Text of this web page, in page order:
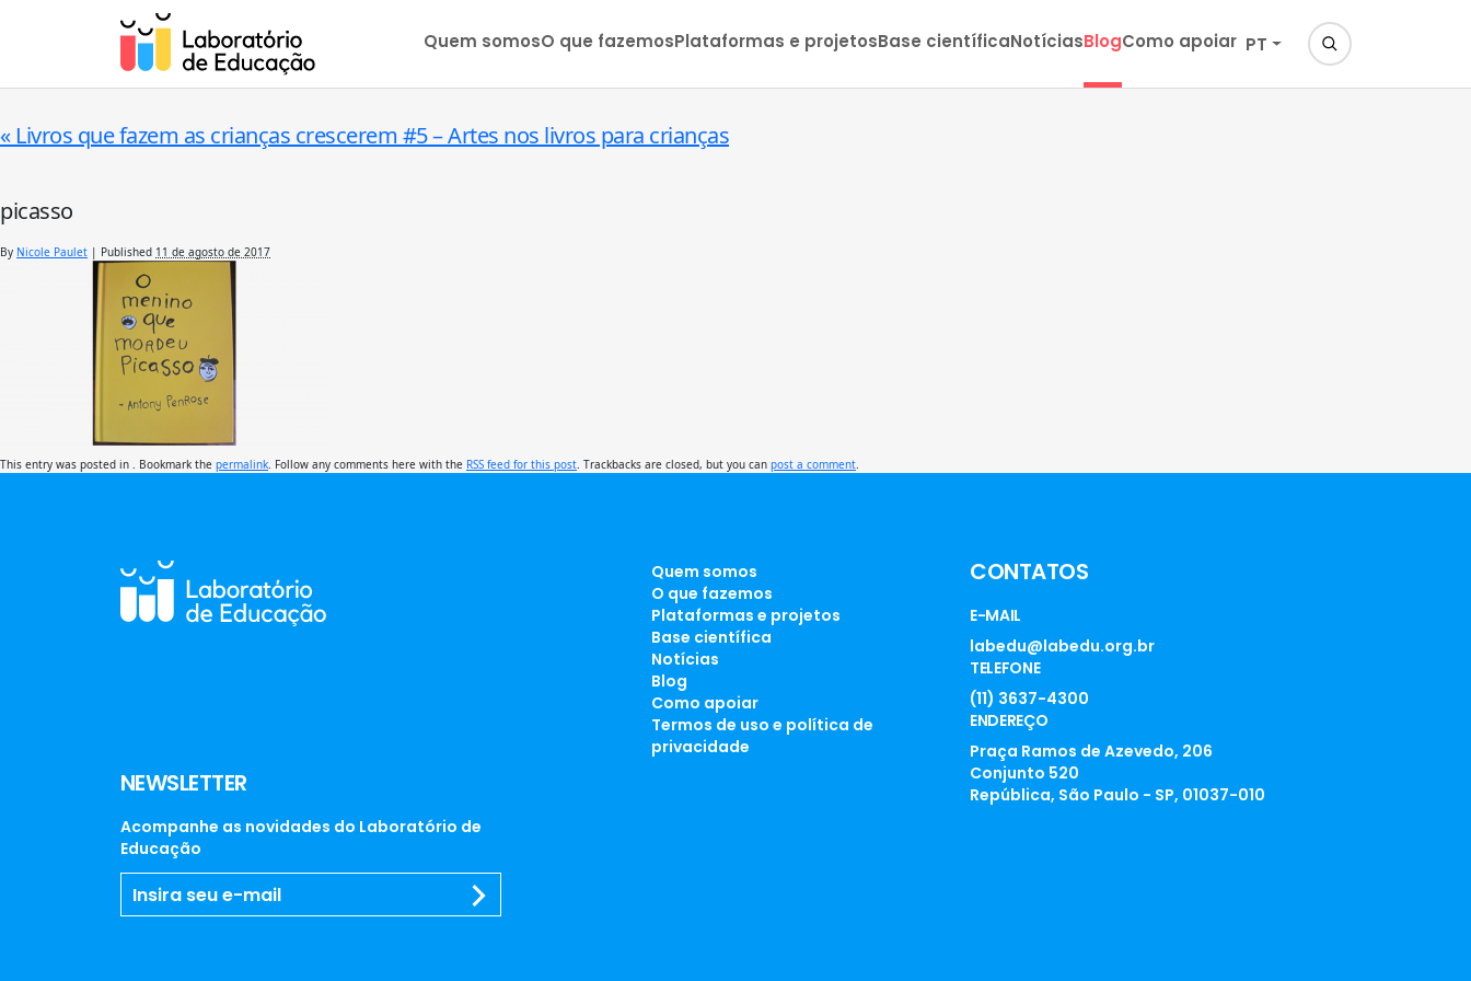
Quem somosO que fazemosPlataformas e projetosBase científicaNotíciasBlogComo apoiar PT
« Livros que fazem as crianças crescerem #5 – Artes nos livros para crianças
picasso
By Nicole Paulet | Published 11 de agosto de 2017
This entry was posted in . Bookmark the permalink . Follow any comments here with the RSS feed for this post . Trackbacks are closed, but you can post a comment
NEWSLETTER
Acompanhe as novidades do Laboratório de
Educação
Quem somos
O que fazemos
Plataformas e projetos
Base científica
Notícias
Blog
Como apoiar
Termos de uso e política de
privacidade
CONTATOS
E-MAIL
labedu@labedu.org.br
TELEFONE
(11) 3637-4300
ENDEREÇO
Praça Ramos de Azevedo, 206
Conjunto 520
República, São Paulo - SP, 01037-010